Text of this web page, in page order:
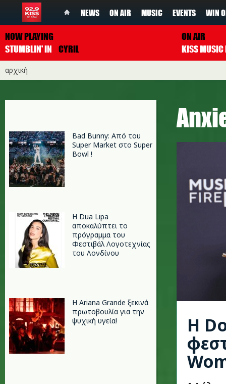
NEWS ON AIR MUSIC EVENTS WIN
NOW PLAYING
STUMBLIN' IN
CYRIL
ON AIR
αρχική
Bad Bunny: Από του
Super Market στο Super
Bowl !
Η Dua Lipa
αποκαλύπτει το
πρόγραμμα του
Φεστιβάλ Λογοτεχνίας
του Λονδίνου
Η Ariana Grande ξεκινά
πρωτοβουλία για την
ψυχική υγεία!
Η